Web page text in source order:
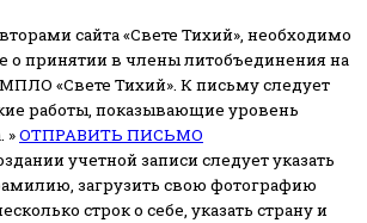
сайта «Свете Тихий», необходимо
о принятии в члены литобъединения на
«Свете Тихий». К письму следует
работы, показывающие уровень
»ОТПРАВИТЬ ПИСЬМО
учетной записи следует указать
загрузить свою фотографию
строк о себе, указать страну и